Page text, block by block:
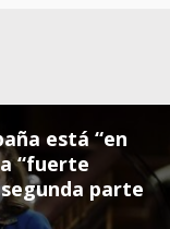
está “en
“fuerte
parte